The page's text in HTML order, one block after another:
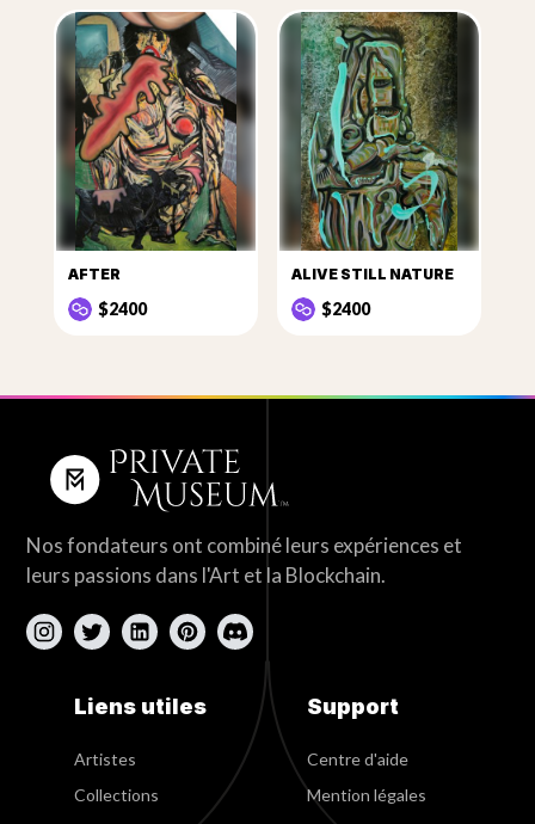
AFTER
$2400
ALIVE STILL NATURE
$2400
Nos fondateurs ont combiné leurs expériences et
leurs passions dans l'Art et la Blockchain.
Liens utiles
Artistes
Collections
Support
Centre d'aide
Mention légales